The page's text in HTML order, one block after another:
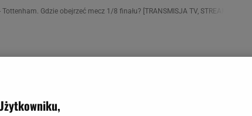
Gdzie obejrzeć mecz 1/8 finału? [TRANSMISJA TV, STREAM ONLINE]